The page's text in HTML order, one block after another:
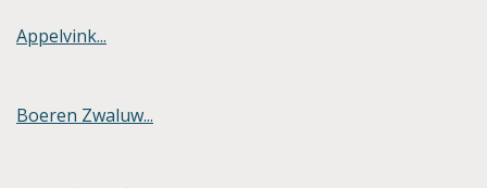
Appelvink...
Boeren Zwaluw...